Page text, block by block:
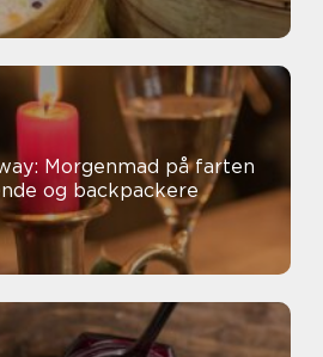
Morgenmad på farten
og backpackere